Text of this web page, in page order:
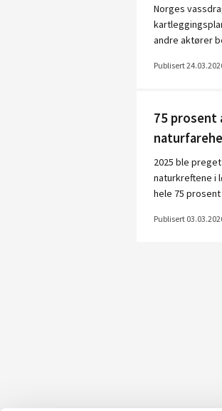
Norges
andre aktører
Publisert
75 prosent
2025 ble
naturkreftene i
hele 75
Publisert